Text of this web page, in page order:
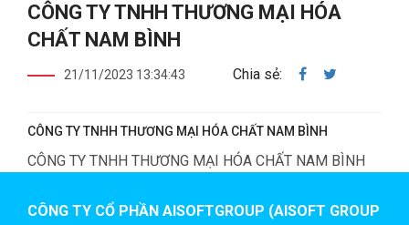
CÔNG TY TNHH THƯƠNG MẠI HÓA
CHẤT NAM BÌNH
21/11/2023 13:34:43 Chia sẻ:
CÔNG TY TNHH THƯƠNG MẠI HÓA CHẤT NAM BÌNH
CÔNG TY TNHH THƯƠNG MẠI HÓA CHẤT NAM BÌNH
CÔNG TY CỔ PHẦN AISOFTGROUP (AISOFT GROUP